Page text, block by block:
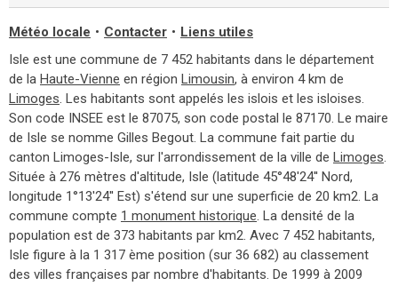
Météo locale • Contacter • Liens utiles
Isle est une commune de 7 452 habitants dans le département
de la Haute-Vienne en région Limousin, à environ 4 km de
Limoges. Les habitants sont appelés les islois et les isloises.
Son code INSEE est le 87075, son code postal le 87170. Le maire
de Isle se nomme Gilles Begout. La commune fait partie du
canton Limoges-Isle, sur l'arrondissement de la ville de Limoges.
Située à 276 mètres d'altitude, Isle (latitude 45°48'24'' Nord,
longitude 1°13'24'' Est) s'étend sur une superficie de 20 km2. La
commune compte 1 monument historique. La densité de la
population est de 373 habitants par km2. Avec 7 452 habitants,
Isle figure à la 1 317 ème position (sur 36 682) au classement
des villes françaises par nombre d'habitants. De 1999 à 2009